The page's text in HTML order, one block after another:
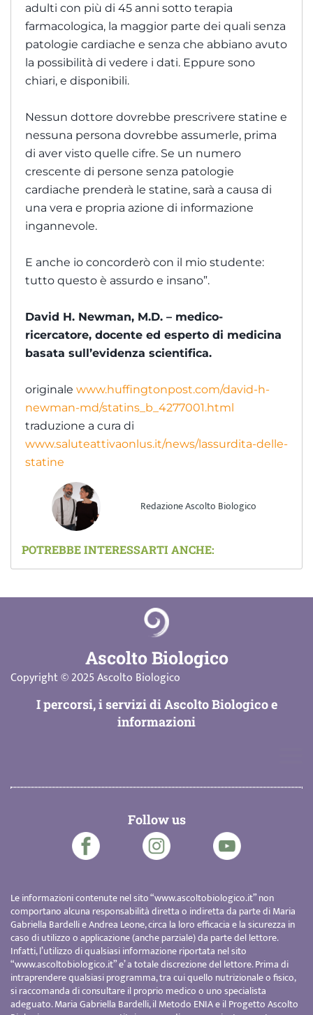
adulti con più di 45 anni sotto terapia
farmacologica, la maggior parte dei quali senza
patologie cardiache e senza che abbiano avuto
la possibilità di vedere i dati. Eppure sono
chiari, e disponibili.
Nessun dottore dovrebbe prescrivere statine e
nessuna persona dovrebbe assumerle, prima
di aver visto quelle cifre. Se un numero
crescente di persone senza patologie
cardiache prenderà le statine, sarà a causa di
una vera e propria azione di informazione
ingannevole.
E anche io concorderò con il mio studente:
tutto questo è assurdo e insano”.
David H. Newman, M.D. – medico-
ricercatore, docente ed esperto di medicina
basata sull’evidenza scientifica.
originale www.huffingtonpost.com/david-h-
newman-md/statins_b_4277001.html
traduzione a cura di
www.saluteattivaonlus.it/news/lassurdita-delle-
statine
Redazione Ascolto Biologico
POTREBBE INTERESSARTI ANCHE:
Ascolto Biologico
Copyright © 2025 Ascolto Biologico
I percorsi, i servizi di Ascolto Biologico e
informazioni
Follow us
Le informazioni contenute nel sito “www.ascoltobiologico.it” non
comportano alcuna responsabilità diretta o indiretta da parte di Maria
Gabriella Bardelli e Andrea Leone, circa la loro efficacia e la sicurezza in
caso di utilizzo o applicazione (anche parziale) da parte del lettore.
Infatti, l’utilizzo di qualsiasi informazione riportata nel sito
“www.ascoltobiologico.it” e’ a totale discrezione del lettore. Prima di
intraprendere qualsiasi programma, tra cui quello nutrizionale o fisico,
si raccomanda di consultare il proprio medico o uno specialista
adeguato. Maria Gabriella Bardelli, il Metodo ENIA e il Progetto Ascolto